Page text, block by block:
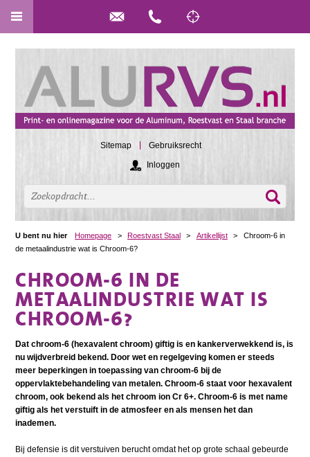
Sitemap
Gebruiksrecht
Inloggen
U bent nu hier Homepage > Roestvast Staal > Artikellijst >
Chroom-6 in
de metaalindustrie wat is Chroom-6?
CHROOM-6 IN DE
METAALINDUSTRIE WAT IS
CHROOM-6?
Dat chroom-6 (hexavalent chroom) giftig is en kankerverwekkend is, is
nu wijdverbreid bekend. Door wet en regelgeving komen er steeds
meer beperkingen in toepassing van chroom-6 bij de
oppervlaktebehandeling van metalen. Chroom-6 staat voor hexavalent
chroom, ook bekend als het chroom ion Cr 6+. Chroom-6 is met name
giftig als het verstuift in de atmosfeer en als mensen het dan
inademen.
Bij defensie is dit verstuiven berucht omdat het op grote schaal gebeurde